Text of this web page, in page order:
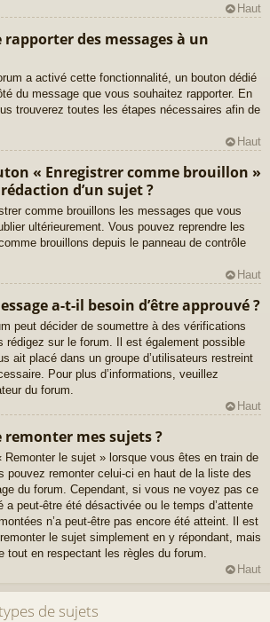
Haut
des messages à un
a activé cette fonctionnalité, un bouton dédié
du message que vous souhaitez rapporter. En
trouverez toutes les étapes nécessaires afin de
Haut
« Enregistrer comme brouillon »
d’un sujet ?
comme brouillons les messages que vous
ultérieurement. Vous pouvez reprendre les
brouillons depuis le panneau de contrôle
Haut
a-t-il besoin d’être approuvé ?
peut décider de soumettre à des vérifications
rédigez sur le forum. Il est également possible
ait placé dans un groupe d’utilisateurs restreint
Pour plus d’informations, veuillez
du forum.
Haut
mes sujets ?
Remonter le sujet » lorsque vous êtes en train de
pouvez remonter celui-ci en haut de la liste des
du forum. Cependant, si vous ne voyez pas ce
a peut-être été désactivée ou le temps d’attente
n’a peut-être pas encore été atteint. Il est
le sujet simplement en y répondant, mais
tout en respectant les règles du forum.
Haut
de sujets